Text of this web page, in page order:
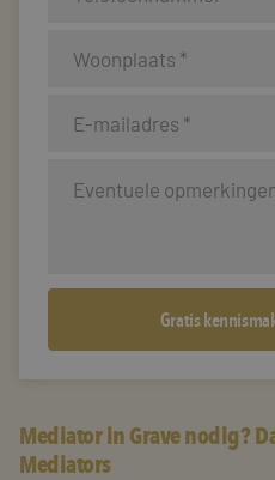
Mediator in Grave nodig?
Mediators